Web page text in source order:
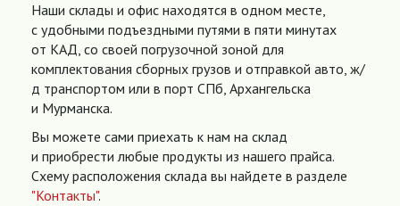
Наши склады и офис находятся в одном месте,
с удобными подъездными путями в пяти минутах
от КАД, со своей погрузочной зоной для
комплектования сборных грузов и отправкой авто, ж/
д транспортом или в порт СПб, Архангельска
и Мурманска.
Вы можете сами приехать к нам на склад
и приобрести любые продукты из нашего прайса.
Схему расположения склада вы найдете в разделе
"Контакты".